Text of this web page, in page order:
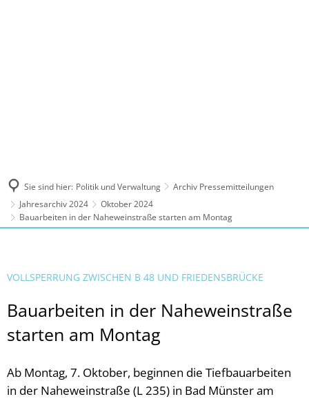
Sie sind hier: Politik und Verwaltung
Archiv Pressemitteilungen
Jahresarchiv 2024
Oktober 2024
Bauarbeiten in der Naheweinstraße starten am Montag
VOLLSPERRUNG ZWISCHEN B 48 UND FRIEDENSBRÜCKE
Bauarbeiten in der Naheweinstraße
starten am Montag
Ab Montag, 7. Oktober, beginnen die Tiefbauarbeiten
in der Naheweinstraße (L 235) in Bad Münster am